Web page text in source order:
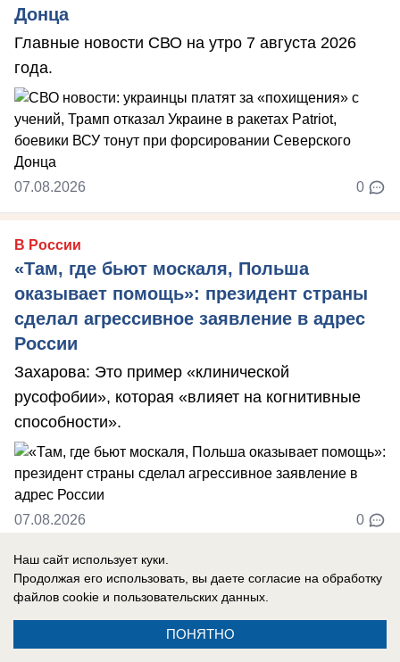
Донца
Главные новости СВО на утро 7 августа 2026
года.
07.08.2026 0
В России
«Там, где бьют москаля, Польша
оказывает помощь»: президент страны
сделал агрессивное заявление в адрес
России
Захарова: Это пример «клинической
русофобии», которая «влияет на когнитивные
способности».
07.08.2026 0
Новости СМИ2
Наш сайт использует куки.
Продолжая его использовать, вы даете согласие на обработку
файлов cookie и пользовательских данных.
ПОНЯТНО